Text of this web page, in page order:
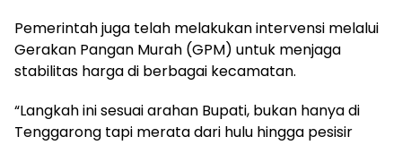
Pemerintah juga telah melakukan intervensi melalui
Gerakan Pangan Murah (GPM) untuk menjaga
stabilitas harga di berbagai kecamatan.
“Langkah ini sesuai arahan Bupati, bukan hanya di
Tenggarong tapi merata dari hulu hingga pesisir